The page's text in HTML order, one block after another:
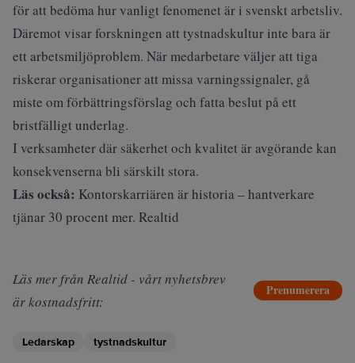
för att bedöma hur vanligt fenomenet är i svenskt arbetsliv.
Däremot visar forskningen att tystnadskultur inte bara är
ett arbetsmiljöproblem. När medarbetare väljer att tiga
riskerar organisationer att missa varningssignaler, gå
miste om förbättringsförslag och fatta beslut på ett
bristfälligt underlag.
I verksamheter där säkerhet och kvalitet är avgörande kan
konsekvenserna bli särskilt stora.
Läs också: Kontorskarriären är historia – hantverkare
tjänar 30 procent mer. Realtid
Läs mer från Realtid - vårt nyhetsbrev
är kostnadsfritt:
Prenumerera
Ledarskap tystnadskultur